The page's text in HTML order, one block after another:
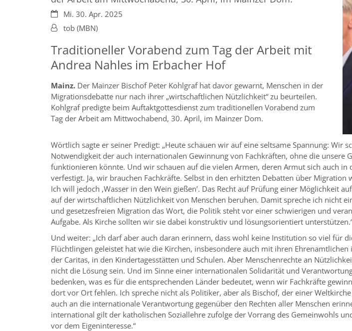
Datum:Mi. 30. Apr. 2025
Von:tob (MBN)
Traditioneller Vorabend zum Tag der Arbeit mit
Andrea Nahles im Erbacher Hof
Mainz. Der Mainzer Bischof Peter Kohlgraf hat davor gewarnt, Menschen in der
Migrationsdebatte nur nach ihrer „wirtschaftlichen Nützlichkeit“ zu beurteilen.
Kohlgraf predigte beim Auftaktgottesdienst zum traditionellen Vorabend zum
Tag der Arbeit am Mittwochabend, 30. April, im Mainzer Dom.
Wörtlich sagte er seiner Predigt: „Heute schauen wir auf eine seltsame Spannung: Wir
Notwendigkeit der auch internationalen Gewinnung von Fachkräften, ohne die unsere
funktionieren könnte. Und wir schauen auf die vielen Armen, deren Armut sich auch in
verfestigt. Ja, wir brauchen Fachkräfte. Selbst in den erhitzten Debatten über Migration
Ich will jedoch ,Wasser in den Wein gießenʼ. Das Recht auf Prüfung einer Möglichkeit
auf der wirtschaftlichen Nützlichkeit von Menschen beruhen. Damit spreche ich nicht
und gesetzesfreien Migration das Wort, die Politik steht vor einer schwierigen und
Aufgabe. Als Kirche sollten wir sie dabei konstruktiv und lösungsorientiert
Und weiter: „Ich darf aber auch daran erinnern, dass wohl keine Institution so viel für
Flüchtlingen geleistet hat wie die Kirchen, insbesondere auch mit ihren Ehrenamtlichen
der Caritas, in den Kindertagesstätten und Schulen. Aber Menschenrechte an
nicht die Lösung sein. Und im Sinne einer internationalen Solidarität und
bedenken, was es für die entsprechenden Länder bedeutet, wenn wir Fachkräfte
dort vor Ort fehlen. Ich spreche nicht als Politiker, aber als Bischof, der einer
auch an die internationale Verantwortung gegenüber den Rechten aller Menschen
international gilt der katholischen Soziallehre zufolge der Vorrang des Gemeinwohls
vor dem Eigeninteresse.“